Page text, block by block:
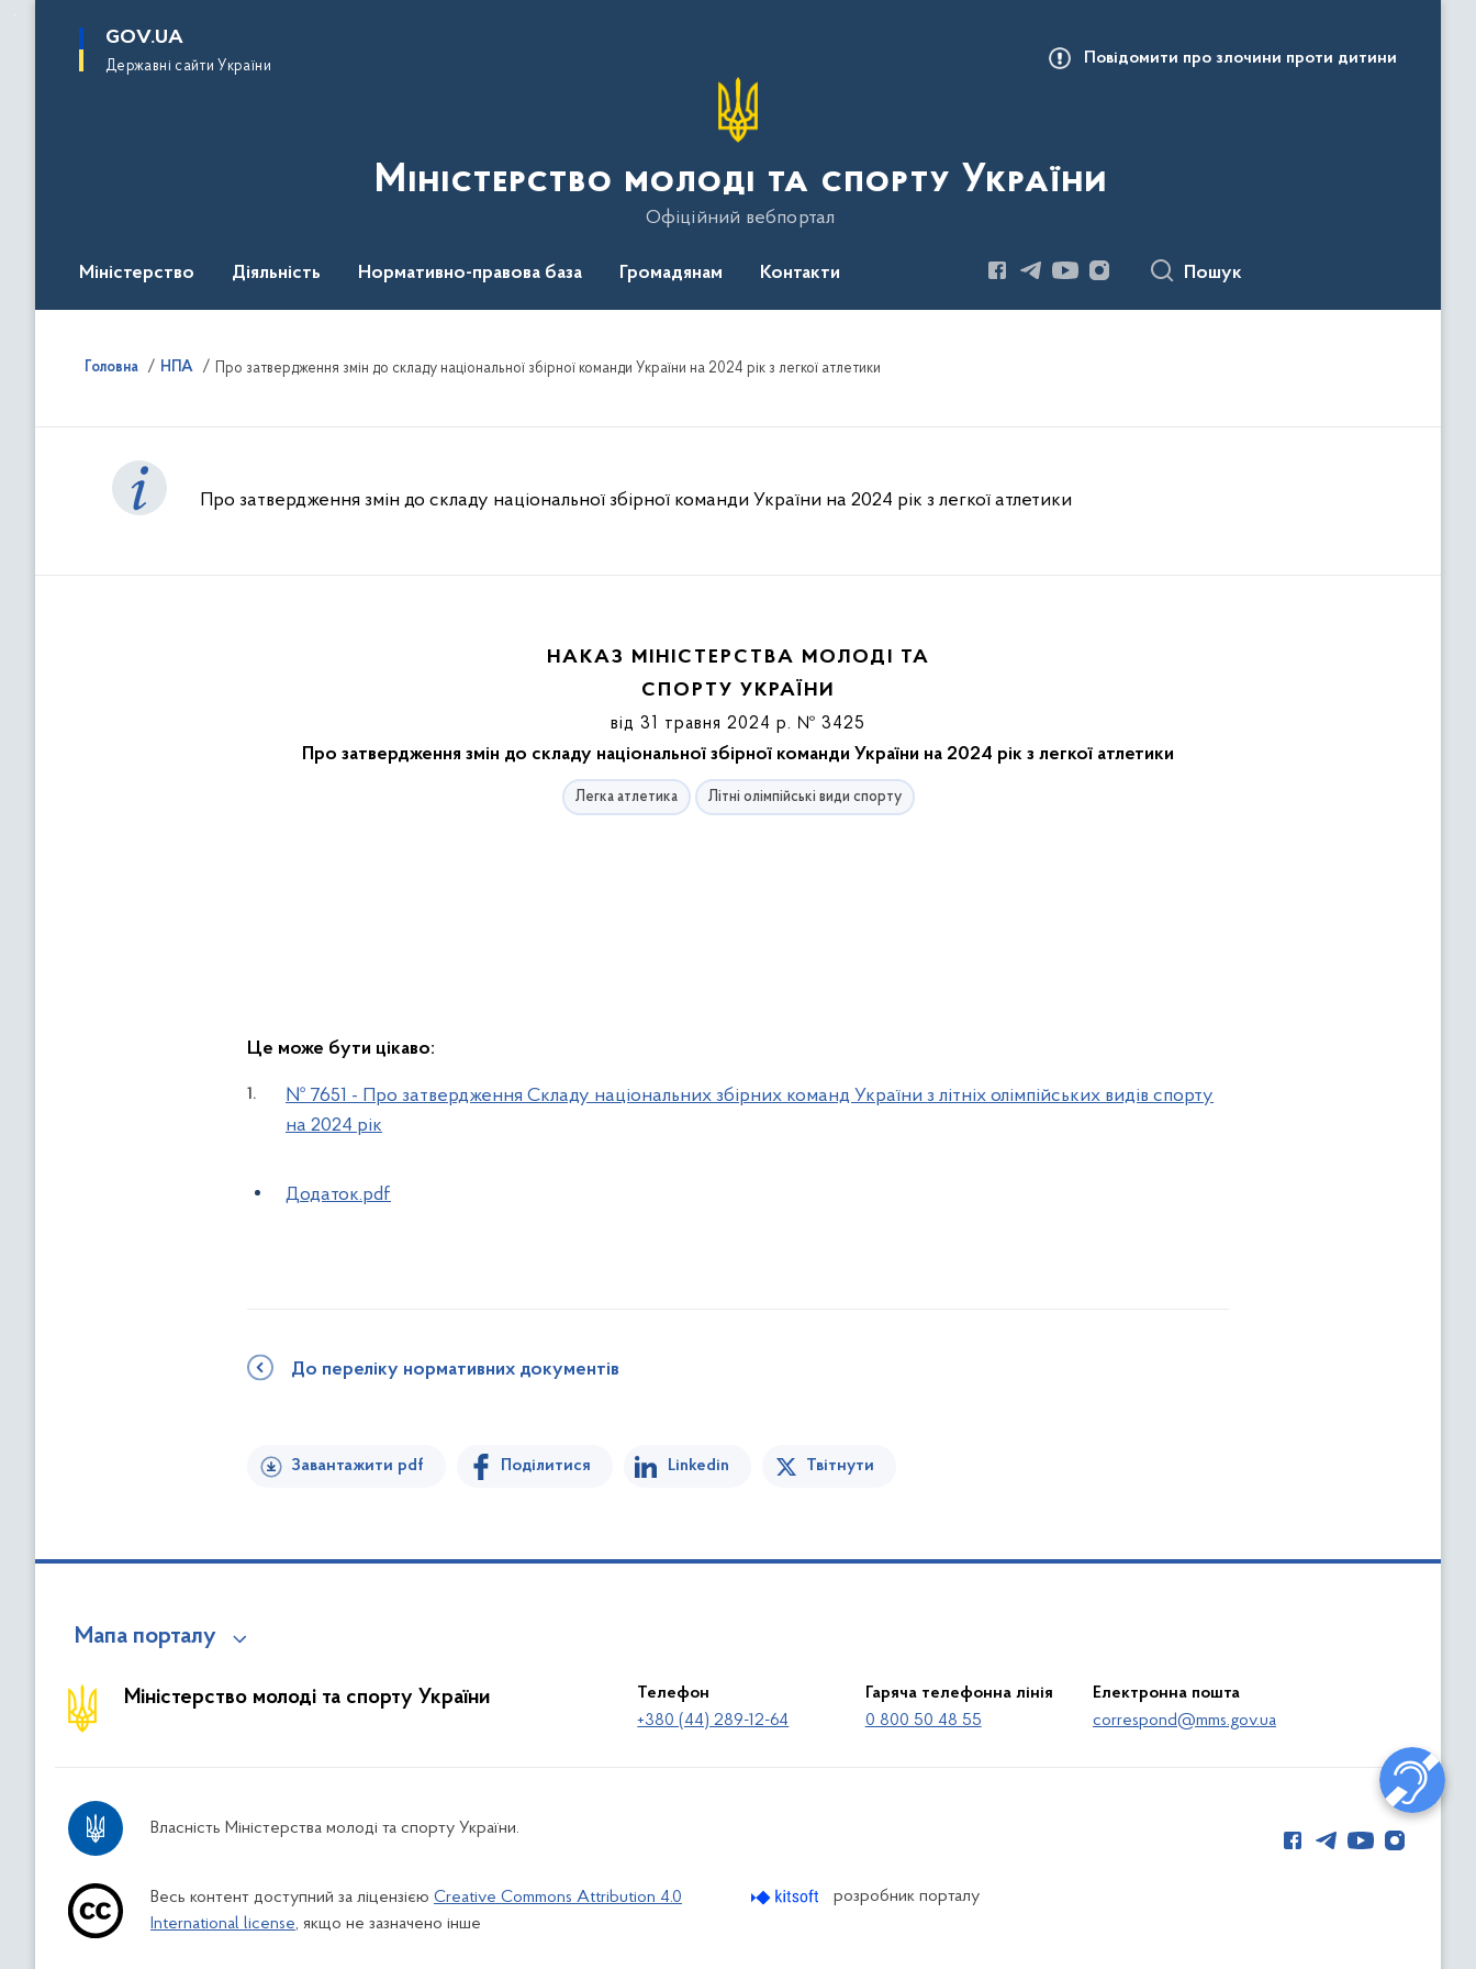
основного
GOV.UA
Державні сайти України Повідомити про злочини проти дитини
Міністерство молоді та спорту України
Офіційний вебпортал
Міністерство Діяльність Нормативно-правова база Громадянам Контакти Пошук
Головна НПА Про затвердження змін до cкладу національної збірної команди України на 2024 рік з легкої атлетики
Про затвердження змін до cкладу національної збірної команди України на 2024 рік з легкої атлетики
НАКАЗ МІНІСТЕРСТВА МОЛОДІ ТА
СПОРТУ УКРАЇНИ
від 31 травня 2024 р. № 3425
Про затвердження змін до cкладу національної збірної команди України на 2024 рік з легкої атлетики
Легка атлетика Літні олімпійські види спорту
Це може бути цікаво:
№ 7651 - Про затвердження Складу національних збірних команд України з літніх олімпійських видів спорту
на 2024 рік
Додаток.pdf
До переліку нормативних документів
Завантажити pdf Поділитися Linkedin Твітнути
Мапа порталу
Міністерство молоді та спорту України
Телефон
+380 (44) 289-12-64
Гаряча телефонна лінія
0 800 50 48 55
Електронна пошта
correspond@mms.gov.ua
Власність Міністерства молоді та спорту України.
Весь контент доступний за ліцензією Creative Commons Attribution 4.0
International license, якщо не зазначено інше
розробник порталу